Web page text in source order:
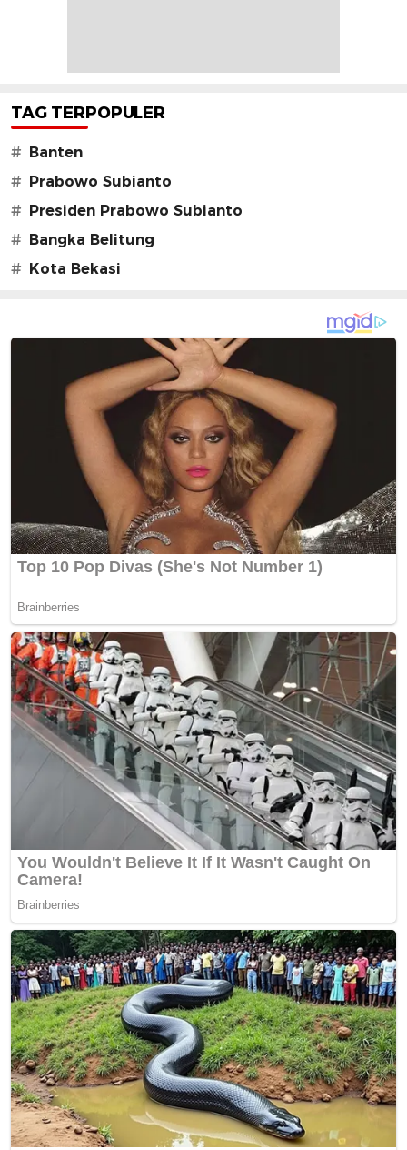
TAG TERPOPULER
# Banten
# Prabowo Subianto
# Presiden Prabowo Subianto
# Bangka Belitung
# Kota Bekasi